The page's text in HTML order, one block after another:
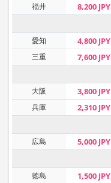
福井 8,200 JPY
愛知
4,800 JPY
三重 7,600 JPY
大阪
3,800 JPY
兵庫 2,310 JPY
広島
5,000 JPY
徳島
1,500 JPY